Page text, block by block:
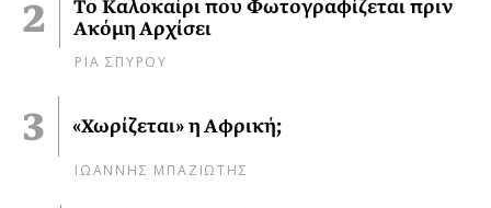
Το Καλοκαίρι που Φωτογραφίζεται πριν
Ακόμη Αρχίσει
ΡΙΑ ΣΠΥΡΟΥ
«Χωρίζεται» η Αφρική;
ΙΩΑΝΝΗΣ ΜΠΑΖΙΩΤΗΣ